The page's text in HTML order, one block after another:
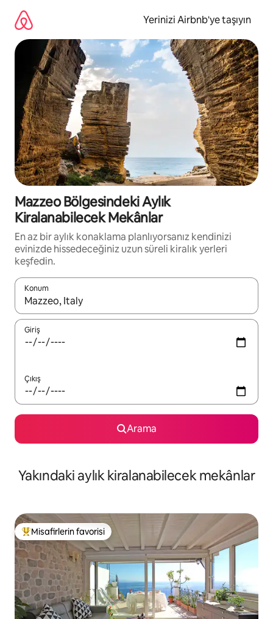
Yerinizi Airbnb'ye taşıyın
Mazzeo Bölgesindeki Aylık
Kiralanabilecek Mekânlar
En az bir aylık konaklama planlıyorsanız kendinizi
evinizde hissedeceğiniz uzun süreli kiralık yerleri
keşfedin.
Konum
Sonuçlar kullanılabilir olduğunda yukarı ve aşağı oklarıyla
Giriş
Çıkış
Arama
Yakındaki aylık kiralanabilecek mekânlar
Misafirlerin favorilerinden en beğenilenler arasında
Misafirlerin favorisi